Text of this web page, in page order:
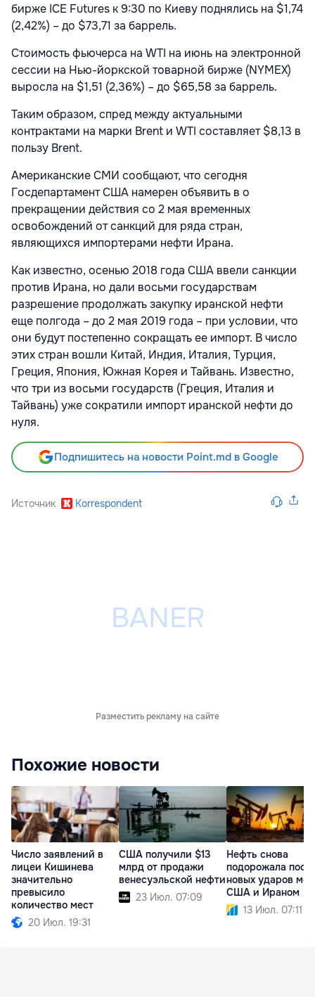
бирже ICE Futures к 9:30 по Киеву поднялись на $1,74
(2,42%) – до $73,71 за баррель.
Стоимость фьючерса на WTI на июнь на электронной
сессии на Нью-йоркской товарной бирже (NYMEX)
выросла на $1,51 (2,36%) – до $65,58 за баррель.
Таким образом, спред между актуальными
контрактами на марки Brent и WTI составляет $8,13 в
пользу Brent.
Американские СМИ сообщают, что сегодня
Госдепартамент США намерен объявить в о
прекращении действия со 2 мая временных
освобождений от санкций для ряда стран,
являющихся импортерами нефти Ирана.
Как известно, осенью 2018 года США ввели санкции
против Ирана, но дали восьми государствам
разрешение продолжать закупку иранской нефти
еще полгода – до 2 мая 2019 года – при условии, что
они будут постепенно сокращать ее импорт. В число
этих стран вошли Китай, Индия, Италия, Турция,
Греция, Япония, Южная Корея и Тайвань. Известно,
что три из восьми государств (Греция, Италия и
Тайвань) уже сократили импорт иранской нефти до
нуля.
Подпишитесь на новости Point.md в Google
Источник Korrespondent
Разместить рекламу на сайте
Похожие новости
Число заявлений в
лицеи Кишинева
значительно
превысило
количество мест
20 Июл. 19:31
США получили $13
млрд от продажи
венесуэльской нефти
23 Июл. 07:09
Нефть снова
подорожала
новых ударов
США и Ираном
13 Июл. 07:11